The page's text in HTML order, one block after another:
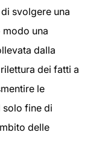
svolgere una
una
dalla
dei fatti a
le
solo fine di
delle